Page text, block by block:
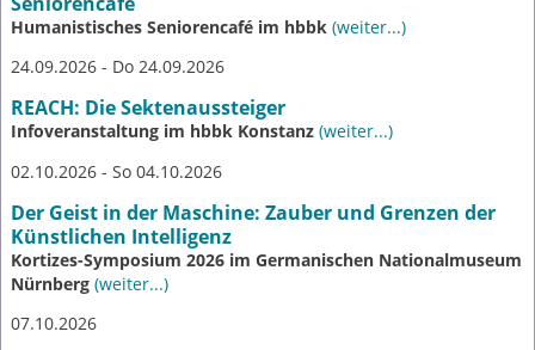
Humanistisches Seniorencafé im hbbk (weiter...)
24.09.2026 - Do 24.09.2026
REACH: Die Sektenaussteiger
Infoveranstaltung im hbbk Konstanz (weiter...)
02.10.2026 - So 04.10.2026
Der Geist in der Maschine: Zauber und Grenzen der
Künstlichen Intelligenz
Kortizes-Symposium 2026 im Germanischen Nationalmuseum
Nürnberg (weiter...)
07.10.2026